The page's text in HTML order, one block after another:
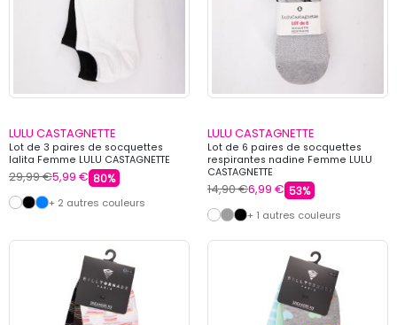
LULU CASTAGNETTE
Lot de 3 paires de socquettes
lalita Femme LULU CASTAGNETTE
29,99 €5,99 € 80%
+ 2 autres couleurs
LULU CASTAGNETTE
Lot de 6 paires de socquettes
respirantes nadine Femme LULU
CASTAGNETTE
14,90 €6,99 € 53%
+ 1 autres couleurs